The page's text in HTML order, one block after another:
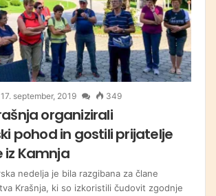
17. september, 2019 349
organizirali
pohod in gostili prijatelje
iz Kamnja
nedelja je bila razgibana za člane
Krašnja, ki so izkoristili čudovit zgodnje